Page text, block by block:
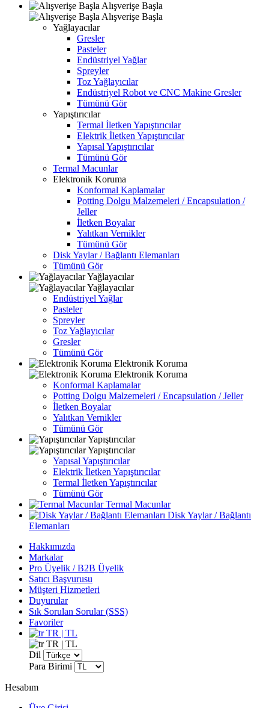
Alışverişe Başla
Alışverişe Başla
Yağlayacılar
Gresler
Pasteler
Endüstriyel Yağlar
Spreyler
Toz Yağlayıcılar
Endüstriyel Robot ve CNC Makine Gresler
Tümünü Gör
Yapıştırıcılar
Termal İletken Yapıştırıcılar
Elektrik İletken Yapıştırıcılar
Yapısal Yapıştırıcılar
Tümünü Gör
Termal Macunlar
Elektronik Koruma
Konformal Kaplamalar
Potting Dolgu Malzemeleri / Encapsulation /
Jeller
İletken Boyalar
Yalıtkan Vernikler
Tümünü Gör
Disk Yaylar / Bağlantı Elemanları
Tümünü Gör
Yağlayacılar
Yağlayacılar
Endüstriyel Yağlar
Pasteler
Spreyler
Toz Yağlayıcılar
Gresler
Tümünü Gör
Elektronik Koruma
Elektronik Koruma
Konformal Kaplamalar
Potting Dolgu Malzemeleri / Encapsulation / Jeller
İletken Boyalar
Yalıtkan Vernikler
Tümünü Gör
Yapıştırıcılar
Yapıştırıcılar
Yapısal Yapıştırıcılar
Elektrik İletken Yapıştırıcılar
Termal İletken Yapıştırıcılar
Tümünü Gör
Termal Macunlar
Disk Yaylar / Bağlantı
Elemanları
Hakkımızda
Markalar
Pro Üyelik / B2B Üyelik
Satıcı Başvurusu
Müşteri Hizmetleri
Duyurular
Sık Sorulan Sorular (SSS)
Favoriler
TR | TL
TR | TL
Dil
Para Birimi
Hesabım